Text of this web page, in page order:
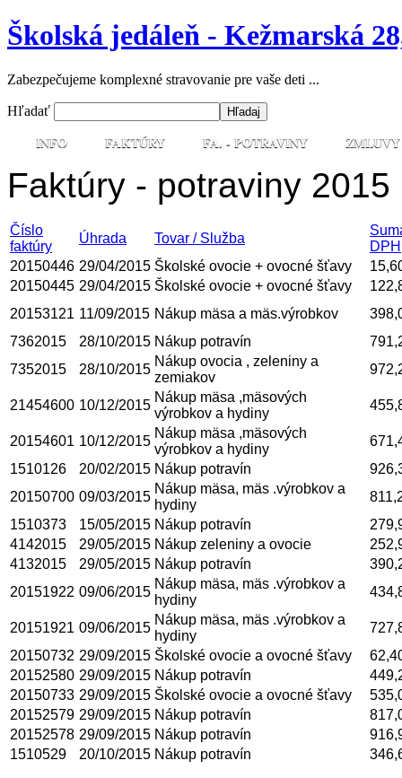
Školská jedáleň - Kežmarská
Zabezpečujeme komplexné stravovanie pre vaše deti ...
Hľadať
INFO FAKTÚRY FA. - POTRAVINY ZMLUVY
Faktúry - potraviny 2015
Číslo
faktúry
Úhrada Tovar / Služba
DPH
20150446 29/04/2015 Školské ovocie + ovocné šťavy
20150445 29/04/2015 Školské ovocie + ovocné šťavy
20153121 11/09/2015 Nákup mäsa a mäs.výrobkov
7362015
28/10/2015 Nákup potravín
7352015
28/10/2015
Nákup ovocia , zeleniny a
zemiakov
21454600 10/12/2015
Nákup mäsa ,mäsových
výrobkov a hydiny
20154601 10/12/2015
Nákup mäsa ,mäsových
výrobkov a hydiny
1510126
20/02/2015 Nákup potravín
20150700 09/03/2015
Nákup mäsa, mäs .výrobkov a
hydiny
1510373
15/05/2015 Nákup potravín
4142015
29/05/2015 Nákup zeleniny a ovocie
4132015
29/05/2015 Nákup potravín
20151922 09/06/2015
Nákup mäsa, mäs .výrobkov a
hydiny
20151921 09/06/2015
Nákup mäsa, mäs .výrobkov a
hydiny
20150732 29/09/2015 Školské ovocie a ovocné šťavy
20152580 29/09/2015 Nákup potravín
20150733 29/09/2015 Školské ovocie a ovocné šťavy
20152579 29/09/2015 Nákup potravín
20152578 29/09/2015 Nákup potravín
1510529
20/10/2015 Nákup potravín